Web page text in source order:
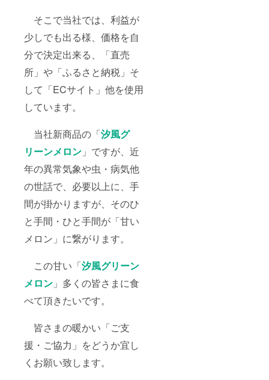
そこで当社では、利益が
少しでも出る様、価格を自
分で決定出来る、「直売
所」や「ふるさと納税」そ
して「ECサイト」他を使用
しています。
当社新商品の「汐風グ
リーンメロン 」ですが、近
年の異常気象や虫・病気他
の世話で、必要以上に、手
間が掛かりますが、そのひ
と手間・ひと手間が「甘い
メロン」に繋がります。
この甘い「汐風グリーン
メロン 」多くの皆さまに食
べて頂きたいです。
皆さまの暖かい「ご支
援・ご協力」をどうか宜し
くお願い致します。